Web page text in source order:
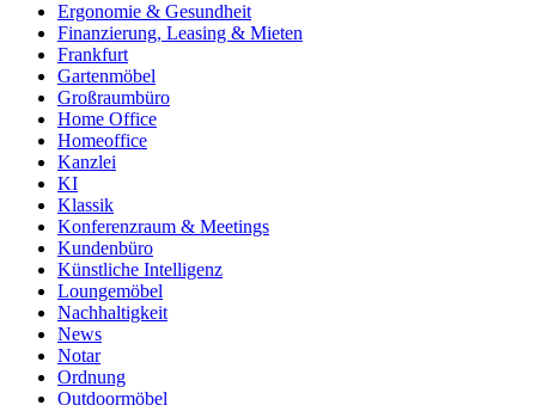
Ergonomie & Gesundheit
Finanzierung, Leasing & Mieten
Frankfurt
Gartenmöbel
Großraumbüro
Home Office
Homeoffice
Kanzlei
KI
Klassik
Konferenzraum & Meetings
Kundenbüro
Künstliche Intelligenz
Loungemöbel
Nachhaltigkeit
News
Notar
Ordnung
Outdoormöbel